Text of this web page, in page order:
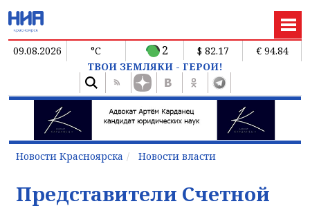
09.08.2026 °C 2 $ 82.17
€ 94.84
ТВОИ ЗЕМЛЯКИ - ГЕРОИ!
Новости Красноярска Новости власти
Представители Счетной